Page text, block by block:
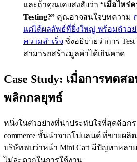
และถ้าคุณเคยสงสัยว่า “เมื่อไหร่
Testing?” คุณอาจสนใจบทความ
แต่ได้ผลลัพธ์ที่ยิ่งใหญ่ พร้อมตัวอ
ความสำเร็จ ซึ่งอธิบายว่าการ
สามารถสร้างมูลค่าได้เกินคาด
Case Study: เมื่อการทดส
พลิกกลยุทธ์
หนึ่งในตัวอย่างที่น่าประทับใจที่สุดคือก
commerce ชั้นนำจากโปแลนด์ ที่ขายผ
บริษัทพบว่าหน้า Mini Cart มีปัญหาหลา
ไม่สะดวกในการใช้งาน